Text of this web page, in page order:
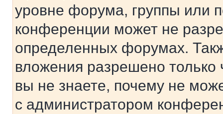
уровне форума, группы или
конференции может не
определенных форумах.
вложения разрешено
вы не знаете, почему не
с администратором